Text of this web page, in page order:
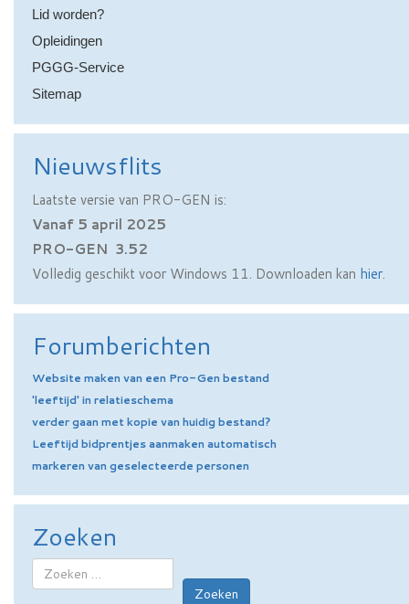
Lid worden?
Opleidingen
PGGG-Service
Sitemap
Nieuwsflits
Laatste versie van PRO-GEN is:
Vanaf 5 april 2025
PRO-GEN 3.52
Volledig geschikt voor Windows 11. Downloaden kan hier.
Forumberichten
Website maken van een Pro-Gen bestand
'leeftijd' in relatieschema
verder gaan met kopie van huidig bestand?
Leeftijd bidprentjes aanmaken automatisch
markeren van geselecteerde personen
Zoeken
Zoeken